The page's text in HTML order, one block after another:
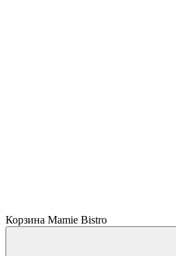
Корзина Mamie Bistro